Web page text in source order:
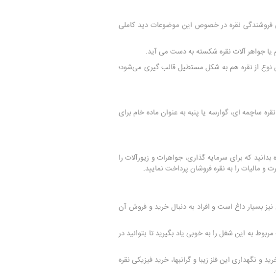
فروشندگی نقره در خصوص این موضوعات دید کاملی
جواهر آلات نقره شکسته به دست می آید.
۱۰۰۰ می باشد. لازم ذکر است که این نوع از نقره هم به شکل مستطیل قالب‌ گیری می‌شود؛
ساچمه‌ ای، گوارسه یا پنبه به عنوان ماده خام برای
که برای سرمایه گذاری، جواهرات و زیورآلات را
مالیات را به نقره فروشان پرداخت نمایید.
بسیار داغ است و افراد به دنبال خرید و فروش آن
به این شغل را به خوبی یاد بگیرید تا بتوانید در
این فلز زیبا و گرانبها، خرید فیزیکی نقره